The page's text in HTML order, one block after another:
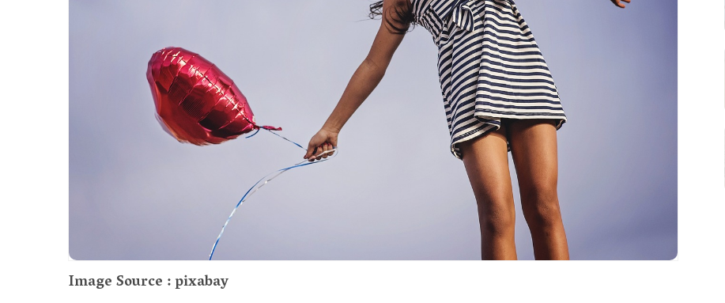
Image Source : pixabay